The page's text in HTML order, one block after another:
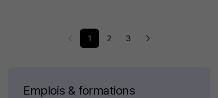
1 2 3
Emplois & formations